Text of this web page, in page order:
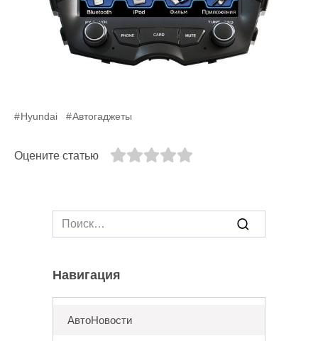
Hyundai Автогаджеты
Оцените статью
Search
for:
Навигация
АвтоНовости